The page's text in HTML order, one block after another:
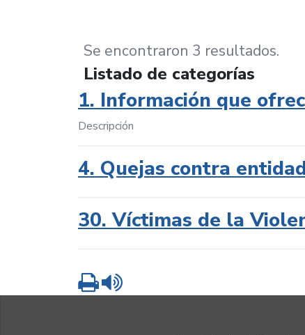
Se encontraron 3 resultados.
Listado de categorías
1. Información que
Descripción
4. Quejas contra
30. Víctimas de la
Imprimir